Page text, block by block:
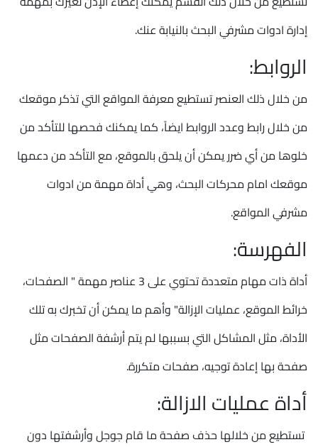
إدارة ادوات مشرفي البحث بالنيابة عنك.
الروابط:
من خلال ذلك العنصر تستطيع معرفة المواقع التي تذكر موقعك
من خلال رابط وعدد الروابط ايضاً، كما يمكنك فحصها للتأكد من
خلوها من أي ضرر يمكن أن يلحق بالموقع، مع التأكد من دعمها
موقعك امام محركات البحث، وهي أداة مهمة من ادوات
مشرفي المواقع.
الفهرسة:
أداة ذات مهام متعددة تحتوي على 3 عناصر مهمة " الصفحات،
خرائط الموقع، عمليات الإزالة" وأهم ما يمكن أن تخبرك به تلك
الأداة، مثل المشاكل التي بسببها لم يتم أرشفة الصفحات مثل
صفحة بها إعادة توجيه، صفحات متكررة.
أداة عمليات الازالة:
تستطيع من خلالها حذف صفحة ما قام جوجل وأرشفتها دون